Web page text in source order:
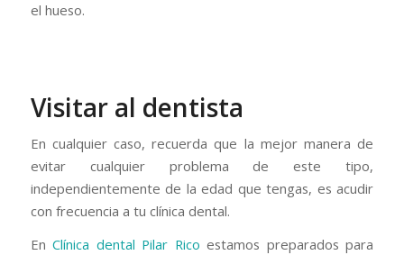
el hueso.
Visitar al dentista
En cualquier caso, recuerda que la mejor manera de
evitar cualquier problema de este tipo,
independientemente de la edad que tengas, es acudir
con frecuencia a tu clínica dental.
EnClínica dental Pilar Rico estamos preparados para